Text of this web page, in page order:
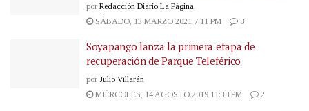
por Redacción Diario La Página
SÁBADO, 13 MARZO 2021 7:11 PM
8
Soyapango lanza la primera etapa de
recuperación de Parque Teleférico
por Julio Villarán
MIÉRCOLES, 14 AGOSTO 2019 11:38 PM
2